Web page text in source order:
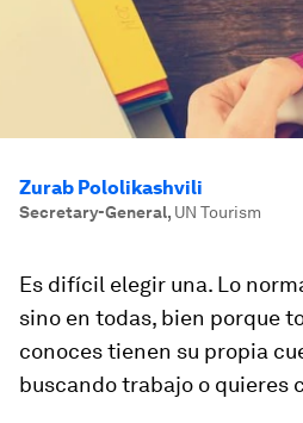
Zurab Pololikashvili
Secretary-General, UN Tourism
Es difícil elegir una. Lo
sino en todas, bien porque
conoces tienen su propia
buscando trabajo o quieres